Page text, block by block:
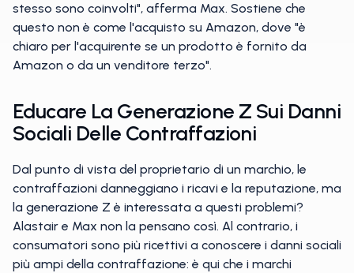
stesso sono coinvolti", afferma Max. Sostiene che
questo non è come l'acquisto su Amazon, dove "è
chiaro per l'acquirente se un prodotto è fornito da
Amazon o da un venditore terzo".
Educare La Generazione Z Sui Danni
Sociali Delle Contraffazioni
Dal punto di vista del proprietario di un marchio, le
contraffazioni danneggiano i ricavi e la reputazione, ma
la generazione Z è interessata a questi problemi?
Alastair e Max non la pensano così. Al contrario, i
consumatori sono più ricettivi a conoscere i danni sociali
più ampi della contraffazione: è qui che i marchi